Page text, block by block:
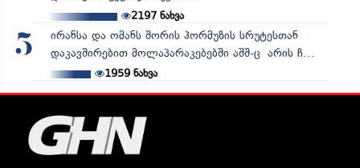
2197ნახვა
5
ირანსა და ომანს შორის ჰორმუზის სრუტესთან
დაკავშირებით მოლაპარაკებებში აშშ-ც არის ჩ...
1959ნახვა